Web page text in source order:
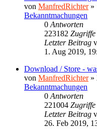
von ManfredRichter»
Bekanntmachungen
0 Antworten
223182 Zugriffe
Letzter Beitrag
1. Aug 2019,
Download / Store -
von ManfredRichter»
Bekanntmachungen
0 Antworten
221004 Zugriffe
Letzter Beitrag
26. Feb 2019,